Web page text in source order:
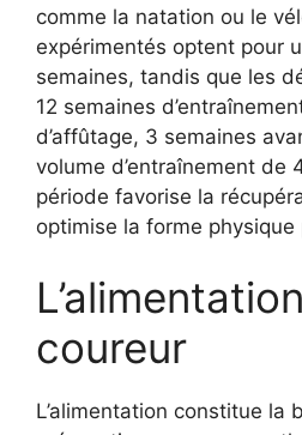
comme la natation ou le
expérimentés optent pour
semaines, tandis que les
12 semaines
d’affûtage, 3 semaines
volume d’entraînement de
période favorise la
optimise la forme physique
coureur
L’alimentation constitue la